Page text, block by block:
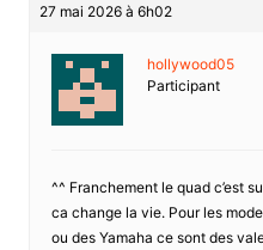
27 mai 2026 à 6h02
hollywood05
Participant
^^ Franchement le quad c’est
ca change la vie. Pour les
ou des Yamaha ce sont des